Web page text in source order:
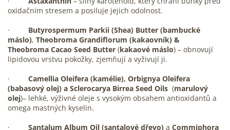
oxidačním stresem a posiluje jejich odolnost.
· Butyrospermum Parkii (Shea) Butter (bambucké
máslo), Theobroma Grandiflorum (kakaovník) &
Theobroma Cacao Seed Butter (kakaové máslo) – obnovují
lipidovou vrstvu pokožky, zjemňují a vyživují ji.
· Camellia Oleifera (kamélie), Orbignya Oleifera
(babasový olej) a Sclerocarya Birrea Seed Oils (marulový
olej)– lehké, výživné oleje s vysokým obsahem antioxidantů a
omega mastných kyselin.
· Santalum Album Oil (santalové dřevo) a Commiphora